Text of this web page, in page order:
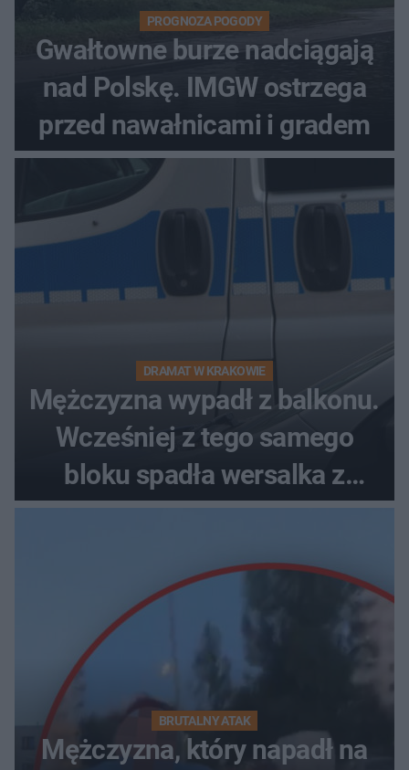
PROGNOZA POGODY
Gwałtowne burze nadciągają
nad Polskę. IMGW ostrzega
przed nawałnicami i gradem
DRAMAT W KRAKOWIE
Mężczyzna wypadł z balkonu.
Wcześniej z tego samego
bloku spadła wersalka z
pościelą
BRUTALNY ATAK
Mężczyzna, który napadł na